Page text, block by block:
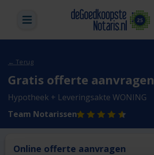
← Terug
Gratis offerte aanvragen
Hypotheek + Leveringsakte WONING
Team Notarissen
Online offerte aanvragen